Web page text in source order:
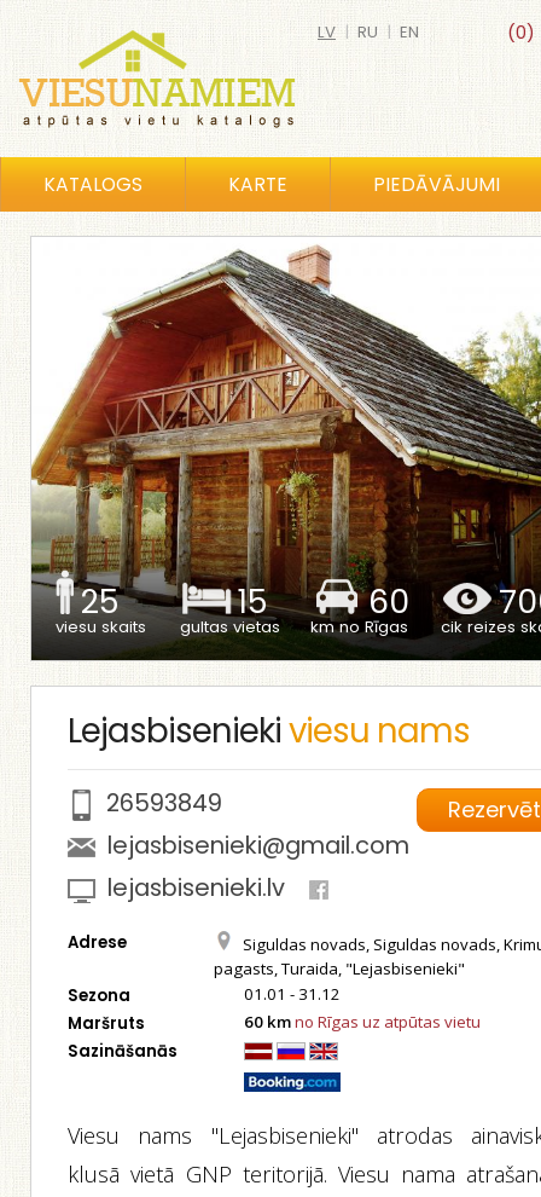
(0)
LV | RU | EN
KATALOGS KARTE PIEDĀVĀJUMI
25
viesu skaits
15
gultas vietas
60
km no Rīgas cik reizes
Lejasbiseniekiviesu nams
Rezervēt
26593849
lejasbisenieki@gmail.com
lejasbisenieki.lv
Adrese
Siguldas novads, Siguldas novads,
pagasts, Turaida, "Lejasbisenieki"
Sezona 01.01 - 31.12
Maršruts 60 kmno Rīgas uz atpūtas vietu
Sazināšanās
Viesu nams "Lejasbisenieki" atrodas
klusā vietā GNP teritorijā. Viesu nama